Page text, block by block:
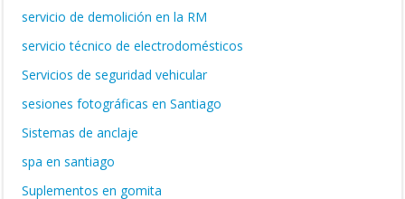
servicio de demolición en la RM
servicio técnico de electrodomésticos
Servicios de seguridad vehicular
sesiones fotográficas en Santiago
Sistemas de anclaje
spa en santiago
Suplementos en gomita